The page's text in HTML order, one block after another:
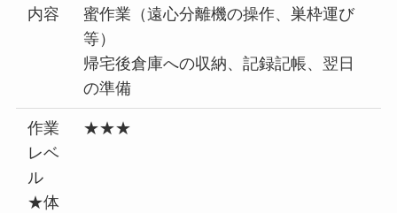
内容
蜜作業（遠心分離機の操作、巣枠運び
等）
帰宅後倉庫への収納、記録記帳、翌日
の準備
作業
レベ
ル
★体
★★★